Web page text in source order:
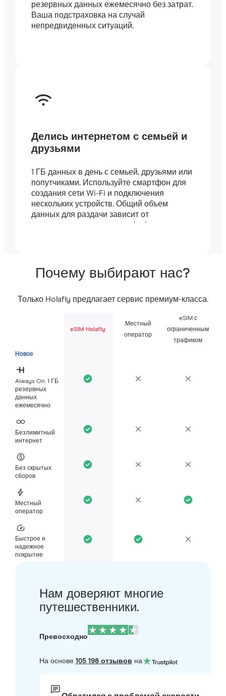
резервных данных ежемесячно без затрат.
Ваша подстраховка на случай
непредвиденных ситуаций.
Делись интернетом с семьей и
друзьями
1 ГБ данных в день с семьей, друзьями или
попутчиками. Используйте смартфон для
создания сети Wi-Fi и подключения
нескольких устройств. Общий объем
данных для раздачи зависит от
длительности вашего тарифа (например,
Почему выбирают нас?
Только Holafly предлагает сервис премиум-класса.
eSIM Holafly
Местный
оператор
eSIM с
ограниченным
трафиком
Новое
Always On: 1 ГБ
резервных
данных
ежемесячно.
Безлимитный
интернет
Без скрытых
сборов
Местный
оператор
Быстрое и
надежное
покрытие
Нам доверяют многие
путешественники.
Превосходно
На основе 105 198 отзывов на